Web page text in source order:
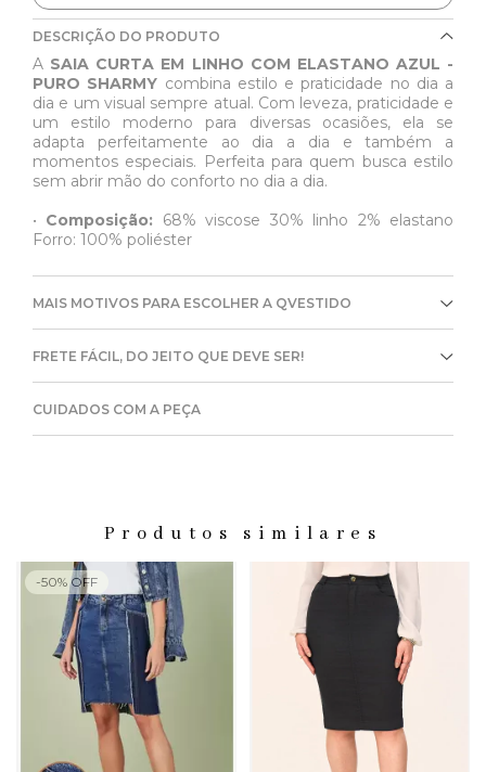
DESCRIÇÃO DO PRODUTO
A SAIA CURTA EM LINHO COM ELASTANO AZUL -
PURO SHARMY combina estilo e praticidade no dia a
dia e um visual sempre atual. Com leveza, praticidade e
um estilo moderno para diversas ocasiões, ela se
adapta perfeitamente ao dia a dia e também a
momentos especiais. Perfeita para quem busca estilo
sem abrir mão do conforto no dia a dia.
• Composição: 68% viscose 30% linho 2% elastano
Forro: 100% poliéster
MAIS MOTIVOS PARA ESCOLHER A QVESTIDO
FRETE FÁCIL, DO JEITO QUE DEVE SER!
CUIDADOS COM A PEÇA
Produtos similares
-50%OFF